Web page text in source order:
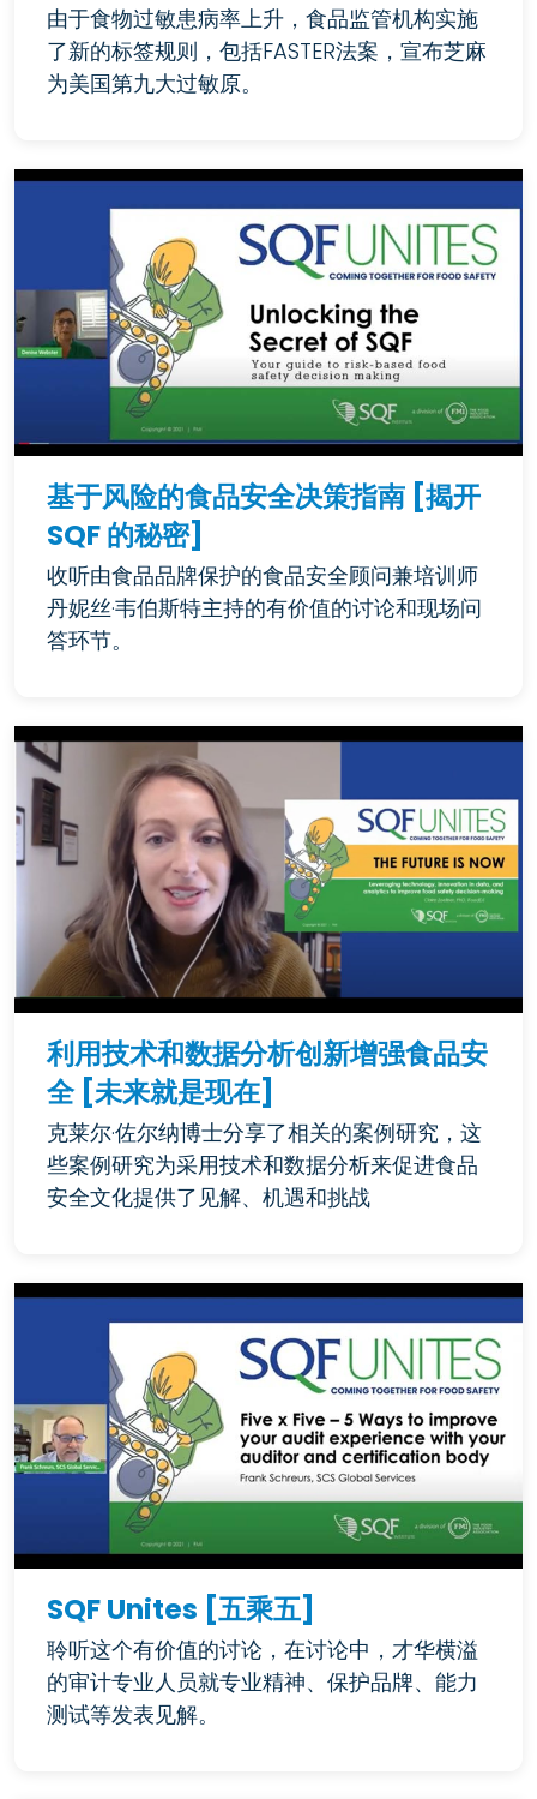
由于食物过敏患病率上升，食品监管机构实施
了新的标签规则，包括FASTER法案，宣布芝麻
为美国第九大过敏原。
基于风险的食品安全决策指南 [揭开
SQF 的秘密]
收听由食品品牌保护的食品安全顾问兼培训师
丹妮丝·韦伯斯特主持的有价值的讨论和现场问
答环节。
利用技术和数据分析创新增强食品安
全 [未来就是现在]
克莱尔·佐尔纳博士分享了相关的案例研究，这
些案例研究为采用技术和数据分析来促进食品
安全文化提供了见解、机遇和挑战
SQF Unites [五乘五]
聆听这个有价值的讨论，在讨论中，才华横溢
的审计专业人员就专业精神、保护品牌、能力
测试等发表见解。